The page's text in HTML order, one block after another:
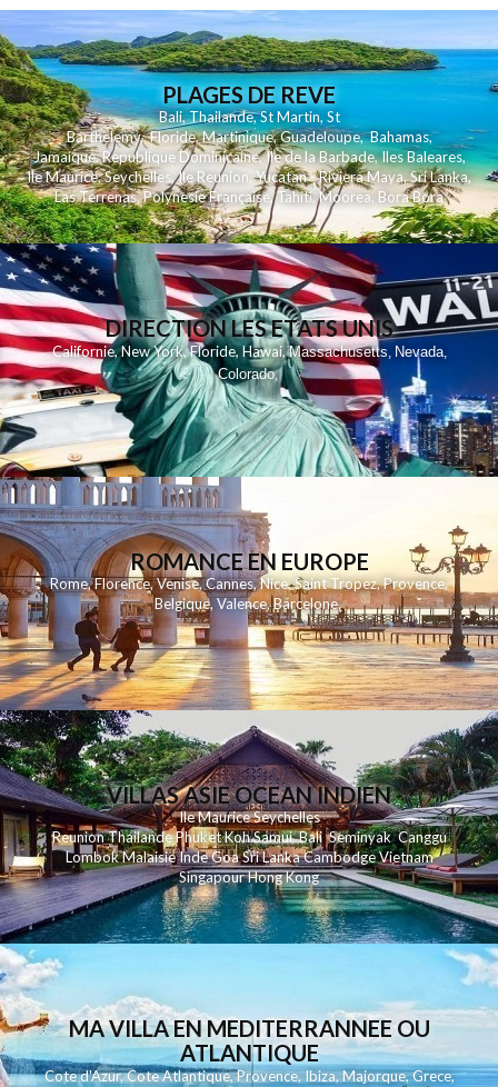
PLAGES DE REVE
Bali,Thailande,St Martin,St
Barthelemy,Floride,Martinique,Guadeloupe,Bahamas,
Jamaique,Republique Dominicaine,Ile de la Barbade,Iles Baleares,
Ile Maurice,Seychelles,Ile Reunion,Yucatan - Riviera Maya,Sri Lanka,
Las Terrenas,Polynesie Française,Tahiti,Moorea, Bora Bora
DIRECTION LES ETATS UNIS
Californie,New York,Floride,Hawai,Massachusetts, Nevada,
Colorado,
ROMANCE EN EUROPE
Rome,Florence,Venise,Cannes,Nice,Saint Tropez,Provence,
Belgique,Valence,Barcelone,
VILLAS ASIE OCEAN INDIEN
Ile MauriceSeychelles
ReunionThailandePhuketKohSamui Bali SeminyakCanggu
LombokMalaisieIndeGoaSri LankaCambodgeVietnam
SingapourHong Kong
MA VILLA EN MEDITERRANNEE OU
ATLANTIQUE
Cote d'Azur,Cote Atlantique,Provence,Ibiza,Majorque,Grece,